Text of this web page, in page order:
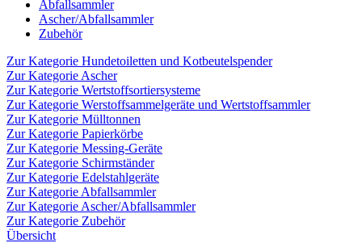
Abfallsammler
Ascher/Abfallsammler
Zubehör
Zur Kategorie Hundetoiletten und Kotbeutelspender
Zur Kategorie Ascher
Zur Kategorie Wertstoffsortiersysteme
Zur Kategorie Werstoffsammelgeräte und Wertstoffsammler
Zur Kategorie Mülltonnen
Zur Kategorie Papierkörbe
Zur Kategorie Messing-Geräte
Zur Kategorie Schirmständer
Zur Kategorie Edelstahlgeräte
Zur Kategorie Abfallsammler
Zur Kategorie Ascher/Abfallsammler
Zur Kategorie Zubehör
Übersicht